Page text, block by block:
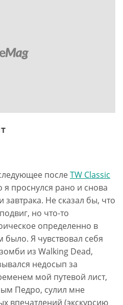
послеTW Classic
я проснулся рано и снова
завтрака. Не сказал бы, что
но что-то
определенно в
было. Я чувствовал себя
из Walking Dead,
недосып за
мой путевой лист,
Педро, сулил мне
впечатлений (экскурсию